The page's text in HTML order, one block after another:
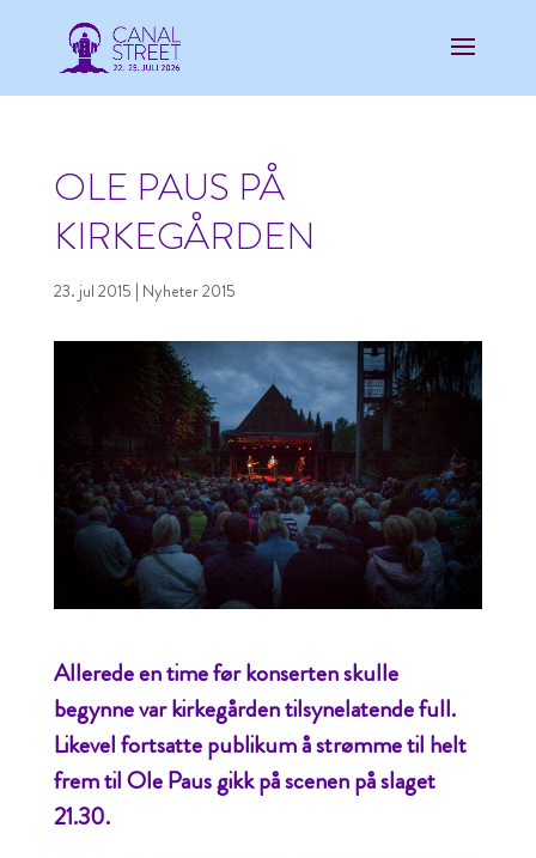
OLE PAUS PÅ
KIRKEGÅRDEN
23. jul 2015 | Nyheter 2015
Allerede en time før konserten skulle
begynne var kirkegården tilsynelatende full.
Likevel fortsatte publikum å strømme til helt
frem til Ole Paus gikk på scenen på slaget
21.30.